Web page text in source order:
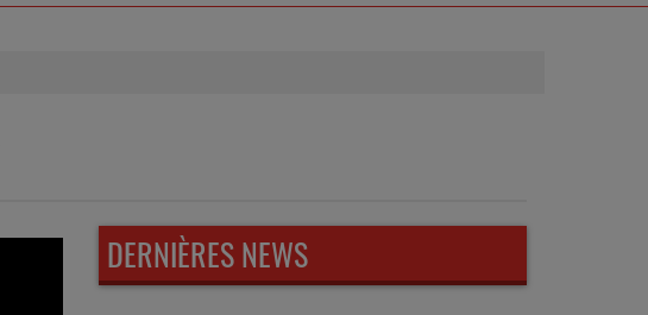
DERNIÈRES NEWS